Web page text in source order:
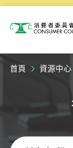
消費者委員會
首頁 資源中心